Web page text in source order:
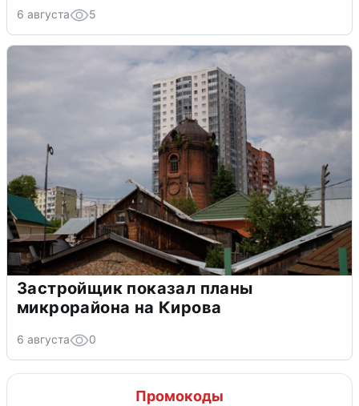
6 августа 5
Застройщик показал планы
микрорайона на Кирова
6 августа 0
Промокоды